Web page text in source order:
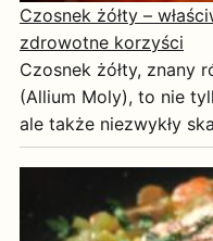
Czosnek żółty –
zdrowotne korzyści
Czosnek żółty, znany
(Allium Moly), to nie
ale także niezwykły